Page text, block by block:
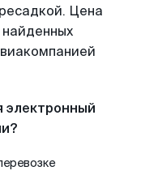
Цена
электронный